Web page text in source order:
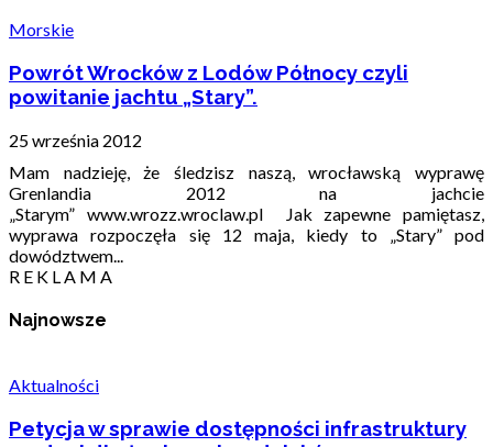
Morskie
Powrót Wrocków z Lodów Północy czyli
powitanie jachtu „Stary”.
25 września 2012
Mam nadzieję, że śledzisz naszą, wrocławską wyprawę
Grenlandia 2012 na jachcie
„Starym” www.wrozz.wroclaw.pl Jak zapewne pamiętasz,
wyprawa rozpoczęła się 12 maja, kiedy to „Stary” pod
dowództwem...
R E K L A M A
Najnowsze
Aktualności
Petycja w sprawie dostępności infrastruktury